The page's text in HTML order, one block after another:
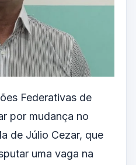
Federativas de
por mudança no
de Júlio Cezar, que
uma vaga na